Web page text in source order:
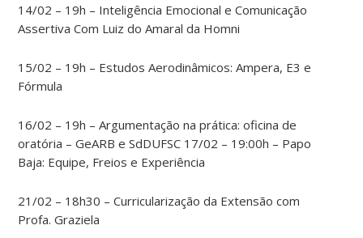
14/02 – 19h – Inteligência Emocional e Comunicação
Assertiva Com Luiz do Amaral da Homni
15/02 – 19h – Estudos Aerodinâmicos: Ampera, E3 e
Fórmula
16/02 – 19h – Argumentação na prática: oficina de
oratória – GeARB e SdDUFSC 17/02 – 19:00h – Papo
Baja: Equipe, Freios e Experiência
21/02 – 18h30 – Curricularização da Extensão com
Profa. Graziela